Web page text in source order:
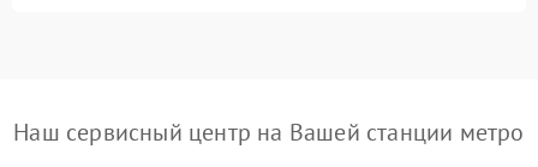
Наш сервисный центр на Вашей станции метро